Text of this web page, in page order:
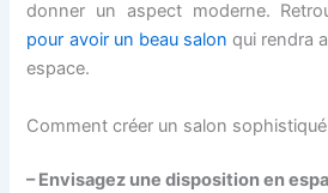
donner un aspect moderne.
pour avoir un beau salon qui rendra
espace.
Comment créer un salon
– Envisagez une disposition en